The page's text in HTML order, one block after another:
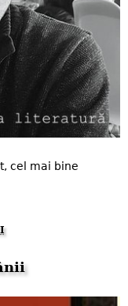
cel mai bine